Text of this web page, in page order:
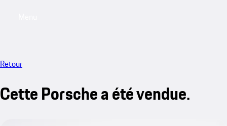
Retour
Cette Porsche a été vendue.